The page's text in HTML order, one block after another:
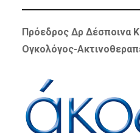
Πρόεδρος Δρ Δέσποινα
Ογκολόγος-